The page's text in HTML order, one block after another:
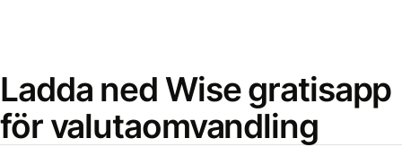
Ladda ned Wise gratisapp
för valutaomvandling